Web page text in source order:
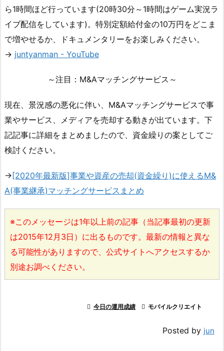
ら1時間ほど行っています(20時30分～1時間はゲーム実況ラ
イブ配信をしています)。特別定額給付金の10万円をどこま
で増やせるか、ドキュメンタリーをお楽しみください。
→ juntyanman - YouTube
～注目：M&Aマッチングサービス～
現在、景況感の悪化に伴い、M&Aマッチングサービスで事
業やサービス、メディアを売却する動きが出ています。下
記記事に詳細をまとめましたので、資金繰りの案としてご
検討ください。
→ [2020年最新版]事業や資産の売却(資金繰り)に使えるM&
A(事業継承)マッチングサービスまとめ
※このメッセージは1年以上前の記事（当記事最初の更新
は2015年12月3日）に出るものです。最新の情報と異な
る可能性がありますので、公式サイトへアクセスするか
別途お調べください。
 今日の運用成績  モバイルクリエイト
Posted by jun